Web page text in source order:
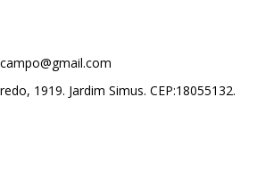
1919. Jardim Simus. CEP:18055132.